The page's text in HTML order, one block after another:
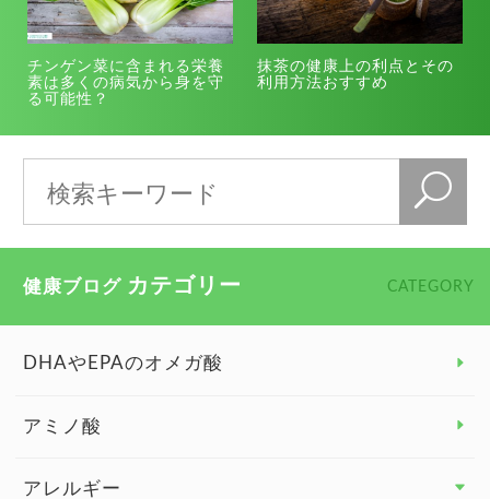
チンゲン菜に含まれる栄養
素は多くの病気から身を守
る可能性？
抹茶の健康上の利点とその
利用方法おすすめ
健康ブログ カテゴリー CATEGORY
DHAやEPAのオメガ酸
アミノ酸
アレルギー